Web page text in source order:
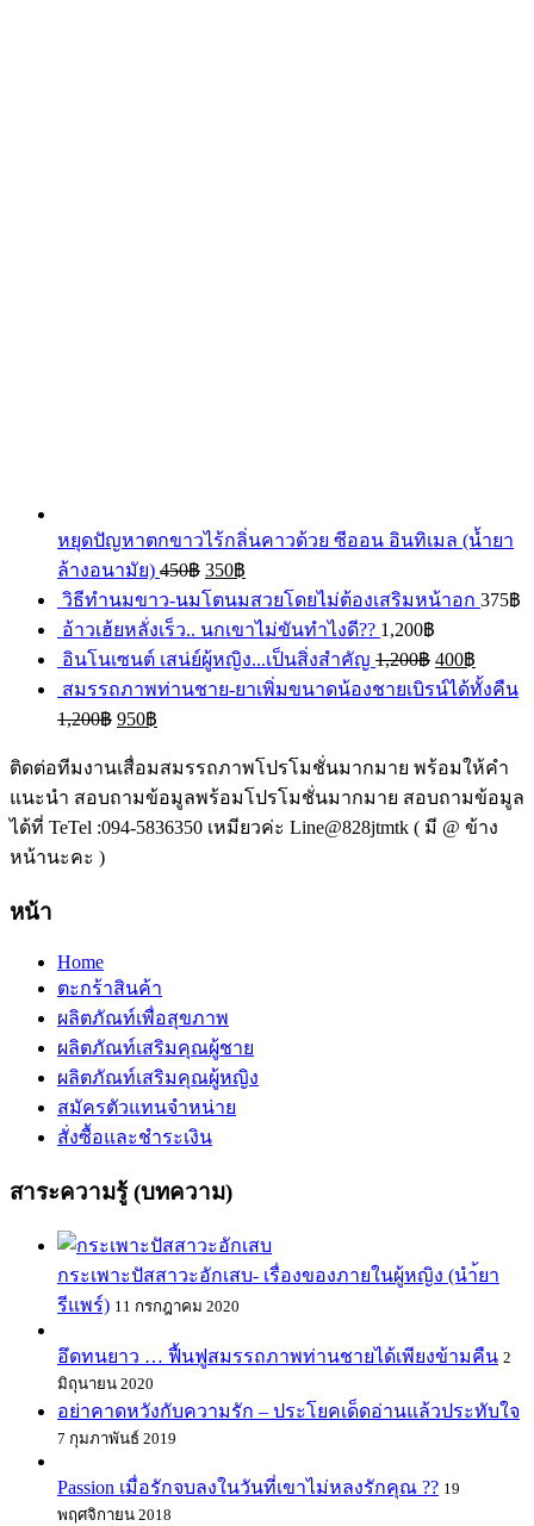
หยุดปัญหาตกขาวไร้กลิ่นคาวด้วย ซีออน อินทิเมล (น้ำยา
ล้างอนามัย) 450฿ 350฿
วิธีทำนมขาว-นมโตนมสวยโดยไม่ต้องเสริมหน้าอก 375฿
อ้าวเฮ้ยหลั่งเร็ว.. นกเขาไม่ขันทำไงดี?? 1,200฿
อินโนเซนต์ เสน่ย์ผู้หญิง...เป็นสิ่งสำคัญ 1,200฿ 400฿
สมรรถภาพท่านชาย-ยาเพิ่มขนาดน้องชายเบิรน์ได้ทั้งคืน
1,200฿ 950฿
ติดต่อทีมงานเสื่อมสมรรถภาพโปรโมชั่นมากมาย พร้อมให้คำ
แนะนำ สอบถามข้อมูลพร้อมโปรโมชั่นมากมาย สอบถามข้อมูล
ได้ที่ TeTel :094-5836350 เหมียวค่ะ Line@828jtmtk ( มี @ ข้าง
หน้านะคะ )
หน้า
Home
ตะกร้าสินค้า
ผลิตภัณท์เพื่อสุขภาพ
ผลิตภัณท์เสริมคุณผู้ชาย
ผลิตภัณท์เสริมคุณผู้หญิง
สมัครตัวแทนจำหน่าย
สั่งซื้อและชำระเงิน
สาระความรู้ (บทความ)
กระเพาะปัสสาวะอักเสบ- เรื่องของภายในผู้หญิง (นำ้ยา
รีแพร์) 11 กรกฎาคม 2020
อึดทนยาว … ฟื้นฟูสมรรถภาพท่านชายได้เพียงข้ามคืน 2
มิถุนายน 2020
อย่าคาดหวังกับความรัก – ประโยคเด็ดอ่านแล้วประทับใจ
7 กุมภาพันธ์ 2019
Passion เมื่อรักจบลงในวันที่เขาไม่หลงรักคุณ ?? 19
พฤศจิกายน 2018